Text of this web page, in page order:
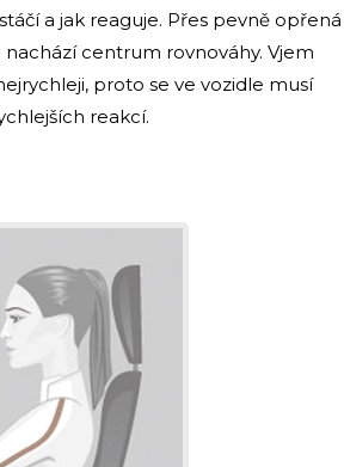
a jak reaguje. Přes pevně opřená
centrum rovnováhy. Vjem
proto se ve vozidle musí
reakcí.